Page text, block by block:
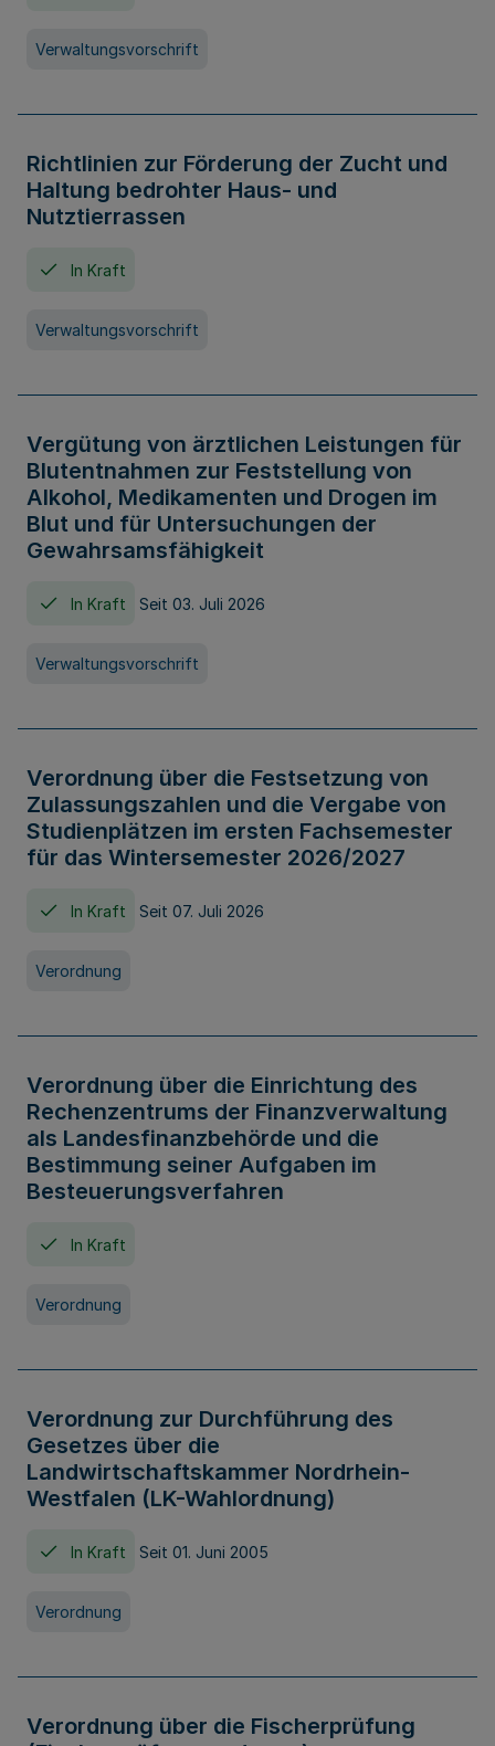
Verwaltungsvorschrift
Richtlinien zur Förderung der Zucht und
Haltung bedrohter Haus- und
Nutztierrassen
In Kraft
Verwaltungsvorschrift
Vergütung von ärztlichen Leistungen für
Blutentnahmen zur Feststellung von
Alkohol, Medikamenten und Drogen im
Blut und für Untersuchungen der
Gewahrsamsfähigkeit
In Kraft Seit 03. Juli 2026
Verwaltungsvorschrift
Verordnung über die Festsetzung von
Zulassungszahlen und die Vergabe von
Studienplätzen im ersten Fachsemester
für das Wintersemester 2026/2027
In Kraft Seit 07. Juli 2026
Verordnung
Verordnung über die Einrichtung des
Rechenzentrums der Finanzverwaltung
als Landesfinanzbehörde und die
Bestimmung seiner Aufgaben im
Besteuerungsverfahren
In Kraft
Verordnung
Verordnung zur Durchführung des
Gesetzes über die
Landwirtschaftskammer Nordrhein-
Westfalen (LK-Wahlordnung)
In Kraft Seit 01. Juni 2005
Verordnung
Verordnung über die Fischerprüfung